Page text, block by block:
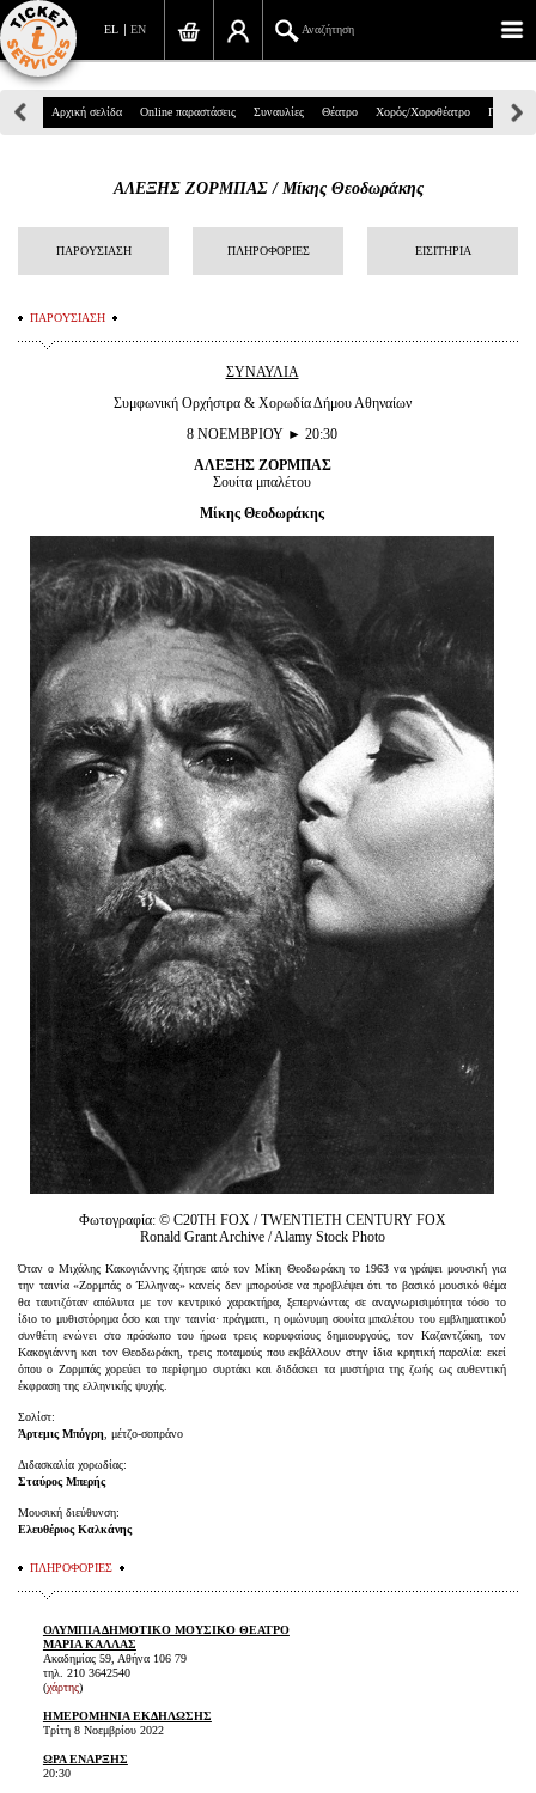
EN
EL Αναζήτηση
Πανεπιστημίου 39, Αθήνα
info@ticketservices.gr
Αναζήτηση
Παραγγελία
Προσωπικά Δεδομένα
Αρχική σελίδα Online παραστάσεις Συναυλίες Θέατρο Χορός/Χοροθέατρο Παιδικά
ΑΛΕΞΗΣ ΖΟΡΜΠΑΣ / Μίκης Θεοδωράκης
ΠΑΡΟΥΣΙΑΣΗ ΠΛΗΡΟΦΟΡΙΕΣ ΕΙΣΙΤΗΡΙΑ
ΠΑΡΟΥΣΙΑΣΗ
ΣΥΝΑΥΛΙΑ
Συμφωνική Ορχήστρα & Χορωδία Δήμου Αθηναίων
8 ΝΟΕΜΒΡΙΟΥ ► 20:30
ΑΛΕΞΗΣ ΖΟΡΜΠΑΣ
Σουίτα μπαλέτου
Μίκης Θεοδωράκης
Φωτογραφία: © C20TH FOX / TWENTIETH CENTURY FOX
Ronald Grant Archive / Alamy Stock Photo
Όταν ο Μιχάλης Κακογιάννης ζήτησε από τον Μίκη Θεοδωράκη το 1963 να γράψει μουσική για
την ταινία «Ζορμπάς ο Έλληνας» κανείς δεν μπορούσε να προβλέψει ότι το βασικό μουσικό θέμα
θα ταυτιζόταν απόλυτα με τον κεντρικό χαρακτήρα, ξεπερνώντας σε αναγνωρισιμότητα τόσο το
ίδιο το μυθιστόρημα όσο και την ταινία· πράγματι, η ομώνυμη σουίτα μπαλέτου του εμβληματικού
συνθέτη ενώνει στο πρόσωπο του ήρωα τρεις κορυφαίους δημιουργούς, τον Καζαντζάκη, τον
Κακογιάννη και τον Θεοδωράκη, τρεις ποταμούς που εκβάλλουν στην ίδια κρητική παραλία: εκεί
όπου ο Ζορμπάς χορεύει το περίφημο συρτάκι και διδάσκει τα μυστήρια της ζωής ως αυθεντική
έκφραση της ελληνικής ψυχής.
Σολίστ:
Άρτεμις Μπόγρη , μέτζο-σοπράνο
Διδασκαλία χορωδίας:
Σταύρος Μπερής
Μουσική διεύθυνση:
Ελευθέριος Καλκάνης
ΠΛΗΡΟΦΟΡΙΕΣ
ΟΛΥΜΠΙΑ ΔΗΜΟΤΙΚΟ ΜΟΥΣΙΚΟ ΘΕΑΤΡΟ
ΜΑΡΙΑ ΚΑΛΛΑΣ
Ακαδημίας 59, Αθήνα 106 79
τηλ. 210 3642540
(χάρτης)
ΗΜΕΡΟΜΗΝΙΑ ΕΚΔΗΛΩΣΗΣ
Τρίτη 8 Νοεμβρίου 2022
ΩΡΑ ΕΝΑΡΞΗΣ
20:30